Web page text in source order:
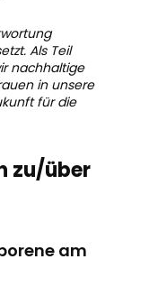
Als Teil
nachhaltige
in unsere
für die
zu/über
am